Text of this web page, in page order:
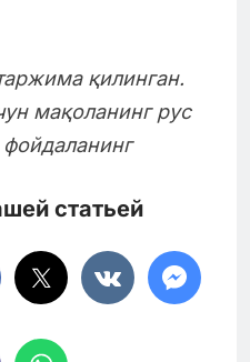
қилинган.
мақоланинг рус
фойдаланинг
статьей